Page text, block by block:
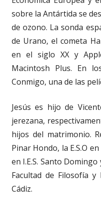
sobre la Antártida se
de ozono. La sonda
de Urano, el cometa
en el siglo XX y
Macintosh Plus. En
Conmigo, una de las
Jesús es hijo de
jerezana,
hijos del matrimonio.
Pinar Hondo, la E.S.O
en I.E.S. Santo
Facultad de Filosofía
Cádiz.